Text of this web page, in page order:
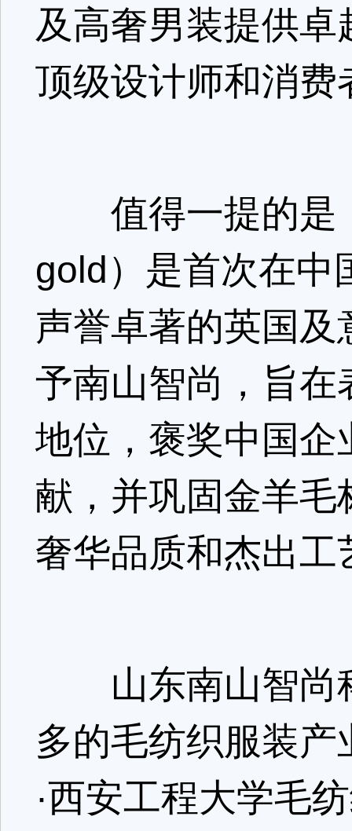
及高奢男装提供
顶级设计师和消费
值得一提的是
gold）是首次在中
声誉卓著的英国
予南山智尚，旨
地位，褒奖中国
献，并巩固金羊
奢华品质和杰出工
山东南山智尚
多的毛纺织服装产
·西安工程大学毛